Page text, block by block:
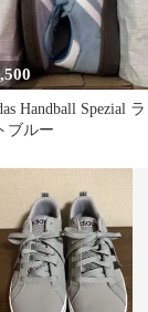
Handball Spezial ラ
ブルー